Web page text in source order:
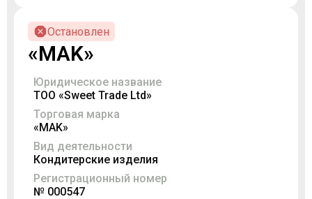
Остановлен
«MAK»
Юридическое название
ТОО «Sweеt Trade Ltd»
Торговая марка
«MAK»
Вид деятельности
Кондитерские изделия
Регистрационный номер
№ 000547